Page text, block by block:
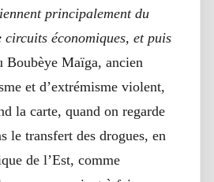
principalement du
circuits économiques, et puis
Boubèye Maïga, ancien
et d’extrémisme violent,
la carte, quand on regarde
le transfert des drogues, en
de l’Est, comme